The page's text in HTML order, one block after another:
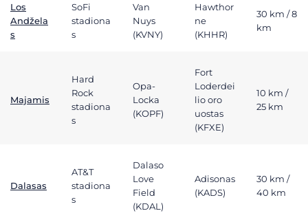
Los
Andžela
s
SoFi
stadiona
s
Van
Nuys
(KVNY)
Hawthor
ne
(KHHR)
30 km / 8
km
Majamis
Hard
Rock
stadiona
s
Opa-
Locka
(KOPF)
Fort
Loderdei
lio oro
uostas
(KFXE)
10 km /
25 km
Dalasas
AT&T
stadiona
s
Dalaso
Love
Field
(KDAL)
Adisonas
(KADS)
30 km /
40 km